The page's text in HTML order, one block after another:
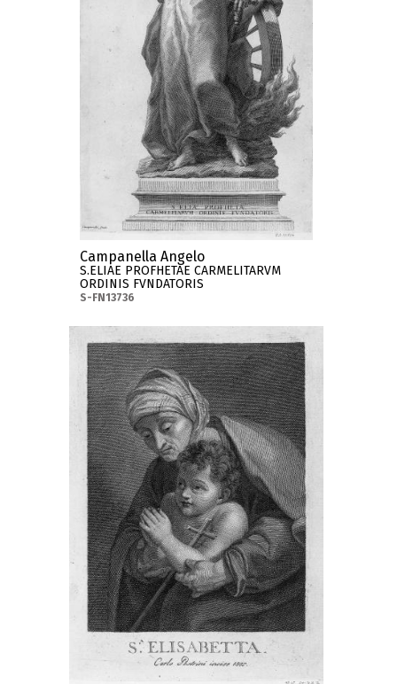
Campanella Angelo
S.ELIAE PROFHETAE CARMELITARVM
ORDINIS FVNDATORIS
S-FN13736